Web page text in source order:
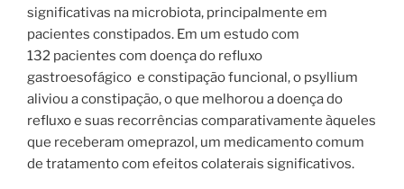
significativas na microbiota, principalmente em
pacientes constipados. Em um estudo com
132 pacientes com doença do refluxo
gastroesofágico e constipação funcional, o psyllium
aliviou a constipação, o que melhorou a doença do
refluxo e suas recorrências comparativamente àqueles
que receberam omeprazol, um medicamento comum
de tratamento com efeitos colaterais significativos.